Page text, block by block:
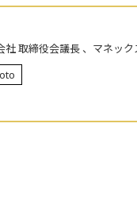
社 取締役会議長 、マネッ